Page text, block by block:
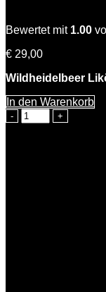
Bewertet mit 1.00
€ 29,00
Wildheidelbeer
In den Warenkorb
Wilde
Hilde